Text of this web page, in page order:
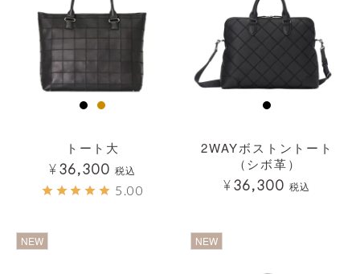
トート大
¥36,300 税込
5.00
2WAYボストントート
（シボ革）
¥36,300 税込
NEW NEW